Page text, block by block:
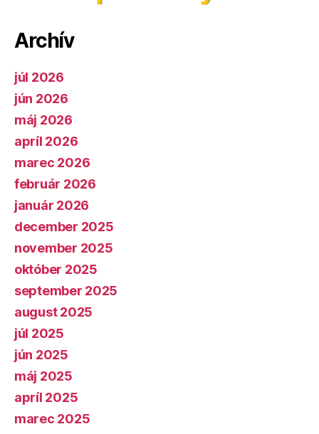
Archív
júl 2026
jún 2026
máj 2026
apríl 2026
marec 2026
február 2026
január 2026
december 2025
november 2025
október 2025
september 2025
august 2025
júl 2025
jún 2025
máj 2025
apríl 2025
marec 2025